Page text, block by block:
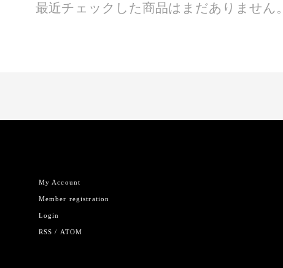
最近チェックした商品はまだありません。
My Account
Member registration
Login
RSS / ATOM